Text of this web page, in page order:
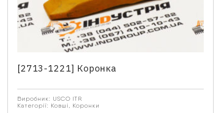
[2713-1221] Коронка
Виробник: USCO ITR
Категорії: Ковші Коронки